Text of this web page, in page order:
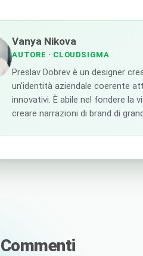
Vanya Nikova
AUTORE · CLOUDSIGMA
Preslav Dobrev è un designer
un'identità aziendale coerente
innovativi. È abile nel fondere la
creare narrazioni di brand di
Commenti